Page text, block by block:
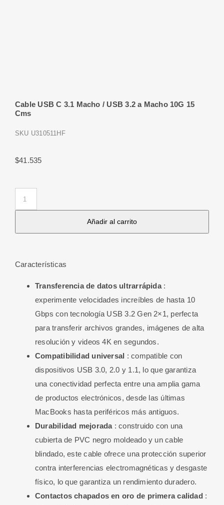
Cable USB C 3.1 Macho / USB 3.2 a Macho 10G 15
Cms
SKU U310511HF
$41.535
USB
3.1
/
Añadir al carrito
Características
Transferencia de datos ultrarrápida:
experimente velocidades increíbles de hasta 10
Gbps con tecnología USB 3.2 Gen 2×1, perfecta
para transferir archivos grandes, imágenes de alta
resolución y videos 4K en segundos.
Compatibilidad universal : compatible con
dispositivos USB 3.0, 2.0 y 1.1, lo que garantiza
una conectividad perfecta entre una amplia gama
de productos electrónicos, desde las últimas
MacBooks hasta periféricos más antiguos.
Durabilidad mejorada: construido con una
cubierta de PVC negro moldeado y un cable
blindado, este cable ofrece una protección superior
contra interferencias electromagnéticas y desgaste
físico, lo que garantiza un rendimiento duradero.
Contactos chapados en oro de primera calidad :